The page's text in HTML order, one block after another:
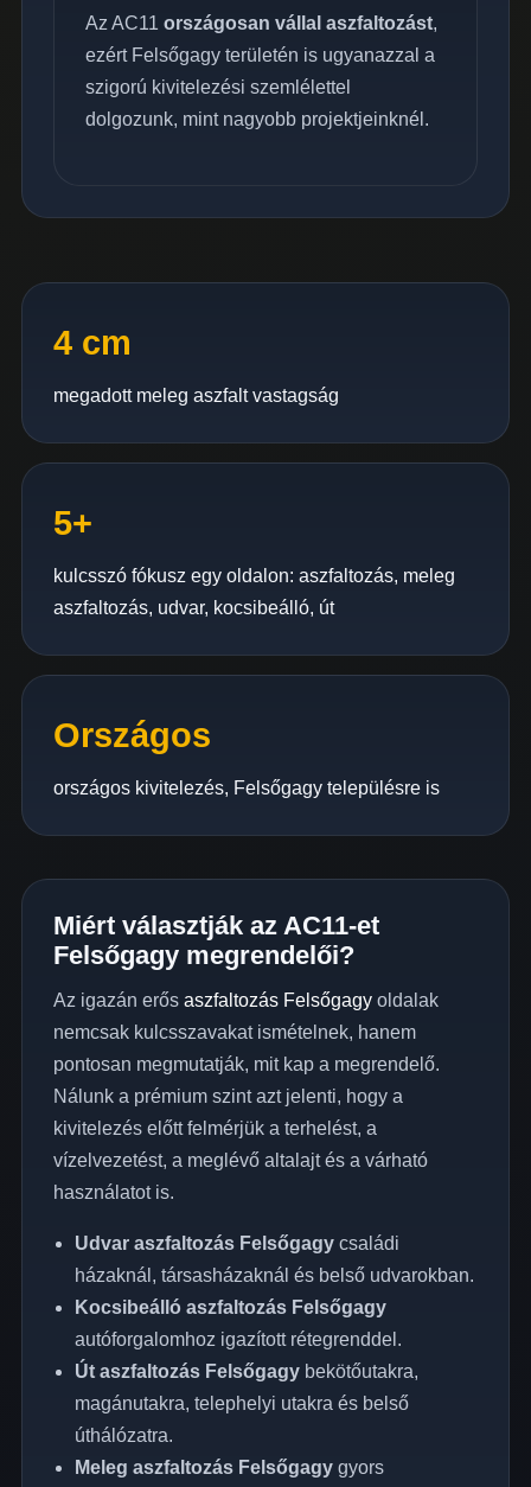
Az AC11 országosan vállal aszfaltozást,
ezért Felsőgagy területén is ugyanazzal a
szigorú kivitelezési szemlélettel
dolgozunk, mint nagyobb projektjeinknél.
4 cm
megadott meleg aszfalt vastagság
5+
kulcsszó fókusz egy oldalon: aszfaltozás, meleg
aszfaltozás, udvar, kocsibeálló, út
Országos
országos kivitelezés, Felsőgagy településre is
Miért választják az AC11-et
Felsőgagy megrendelői?
Az igazán erős aszfaltozás Felsőgagyoldalak
nemcsak kulcsszavakat ismételnek, hanem
pontosan megmutatják, mit kap a megrendelő.
Nálunk a prémium szint azt jelenti, hogy a
kivitelezés előtt felmérjük a terhelést, a
vízelvezetést, a meglévő altalajt és a várható
használatot is.
Udvar aszfaltozás Felsőgagycsaládi
házaknál, társasházaknál és belső udvarokban.
Kocsibeálló aszfaltozás Felsőgagy
autóforgalomhoz igazított rétegrenddel.
Út aszfaltozás Felsőgagybekötőutakra,
magánutakra, telephelyi utakra és belső
úthálózatra.
Meleg aszfaltozás Felsőgagygyors